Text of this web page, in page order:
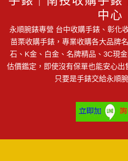
中心
永順腕錶專營 台中收購手錶、彰化
苗栗收購手錶，專業收購各大品牌
石、K金、白金、名牌精品、3C現
估價鑑定，即使沒有保單也能安心出
只要是手錶交給永順